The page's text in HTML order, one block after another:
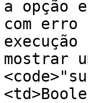
a opção
com
mostrar